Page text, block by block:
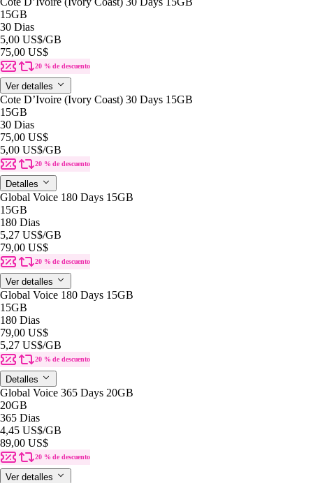
15GB
30 Dias
5,00 US$/GB
75,00 US$
20 % de descuento
Ver detalles
Cote D’Ivoire (Ivory Coast) 30 Days 15GB
15GB
30 Dias
75,00 US$
5,00 US$/GB
20 % de descuento
Detalles
Global Voice 180 Days 15GB
15GB
180 Dias
5,27 US$/GB
79,00 US$
20 % de descuento
Ver detalles
Global Voice 180 Days 15GB
15GB
180 Dias
79,00 US$
5,27 US$/GB
20 % de descuento
Detalles
Global Voice 365 Days 20GB
20GB
365 Dias
4,45 US$/GB
89,00 US$
20 % de descuento
Ver detalles